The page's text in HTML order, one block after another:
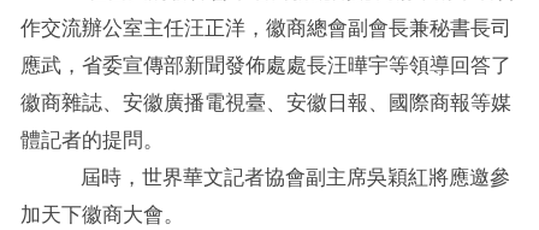
作交流辦公室主任汪正洋，徽商總會副會長兼秘書長司
應武，省委宣傳部新聞發佈處處長汪曄宇等領導回答了
徽商雜誌、安徽廣播電視臺、安徽日報、國際商報等媒
體記者的提問。
屆時，世界華文記者協會副主席吳穎紅將應邀參
加天下徽商大會。